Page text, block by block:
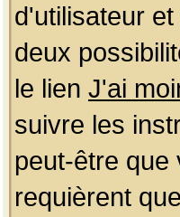
d'utilisateur
deux
le lien J'ai
suivre les
peut-être que
requièrent